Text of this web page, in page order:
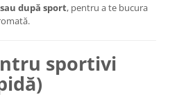
după sport, pentru a te bucura
sportivi